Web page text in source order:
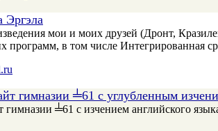
Эргэла
мои и моих друзей (Дронт,
программ, в том числе Интегрированная
гимназии ╧61 с углубленным
╧61 с изчением английского